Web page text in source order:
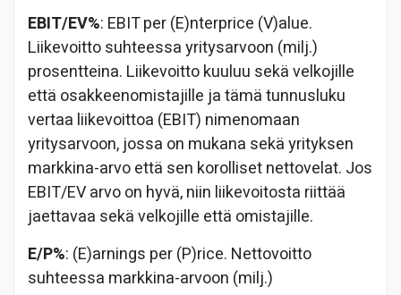
EBIT/EV%: EBIT per (E)nterprice (V)alue.
Liikevoitto suhteessa yritysarvoon (milj.)
prosentteina. Liikevoitto kuuluu sekä velkojille
että osakkeenomistajille ja tämä tunnusluku
vertaa liikevoittoa (EBIT) nimenomaan
yritysarvoon, jossa on mukana sekä yrityksen
markkina-arvo että sen korolliset nettovelat. Jos
EBIT/EV arvo on hyvä, niin liikevoitosta riittää
jaettavaa sekä velkojille että omistajille.
E/P%: (E)arnings per (P)rice. Nettovoitto
suhteessa markkina-arvoon (milj.)